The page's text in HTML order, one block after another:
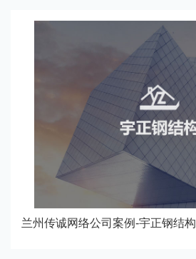
兰州传诚网络公司案例-宇正钢结构